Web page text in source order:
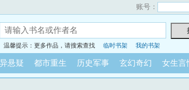
账号：
温馨提示：更多作品，请搜索查找 临时书架 我的书架
悬疑 都市重生 历史军事 玄幻奇幻 女生言